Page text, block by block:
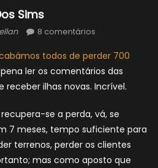
Sims
8 comentários
todos de perder 700
ler os comentários das
receber ilhas novas. Incrível.
se a perda, vá, se
7 meses, tempo suficiente para
terrenos, perder os clientes
mas como aposto que